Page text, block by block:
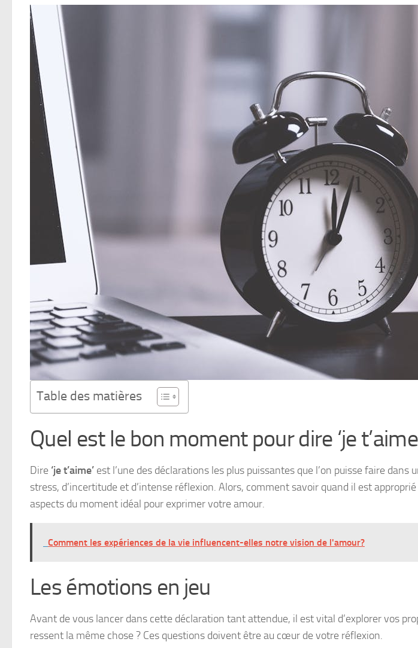
Table des matières
Quel est le bon moment pour dire ‘je
Dire ‘je t’aime’ est l’une des déclarations les plus puissantes que l’on puisse faire dans
stress, d’incertitude et d’intense réflexion. Alors, comment savoir quand il est
aspects du moment idéal pour exprimer votre amour.
Comment les expériences de la vie influencent-elles notre vision de l'amour?
Les émotions en jeu
Avant de vous lancer dans cette déclaration tant attendue, il est vital d’explorer vos
ressent la même chose ? Ces questions doivent être au cœur de votre réflexion.